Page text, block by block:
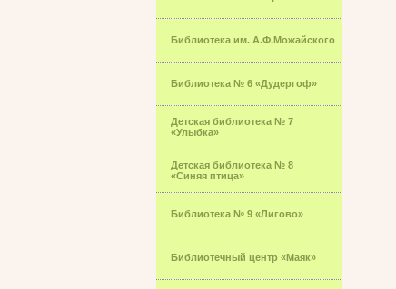
Библиотека им. А.Ф.Можайского
Библиотека № 6 «Дудергоф»
Детская библиотека № 7
«Улыбка»
Детская библиотека № 8
«Синяя птица»
Библиотека № 9 «Лигово»
Библиотечный центр «Маяк»